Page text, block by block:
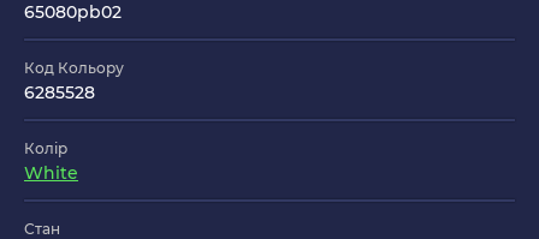
65080pb02
Код Кольору
6285528
Колір
White
Стан